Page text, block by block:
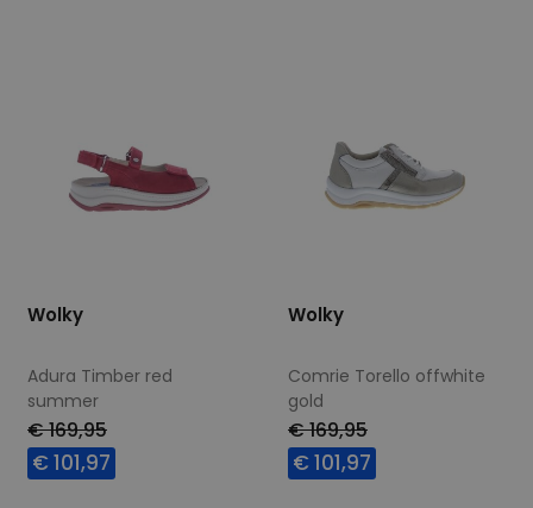
Wolky
Adura Timber red
summer
€ 169,95
€ 101,97
Wolky
Comrie Torello offwhite
gold
€ 169,95
€ 101,97